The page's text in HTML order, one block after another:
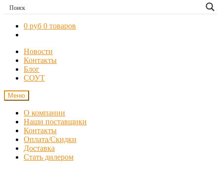
0 руб 0 товаров
Новости
Контакты
Блог
СОУТ
Меню
О компании
Наши поставщики
Контакты
Оплата/Скидки
Доставка
Стать дилером